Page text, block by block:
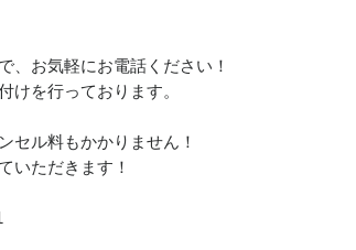
、お気軽にお電話ください！
けを行っております。
セル料もかかりません！
いただきます！